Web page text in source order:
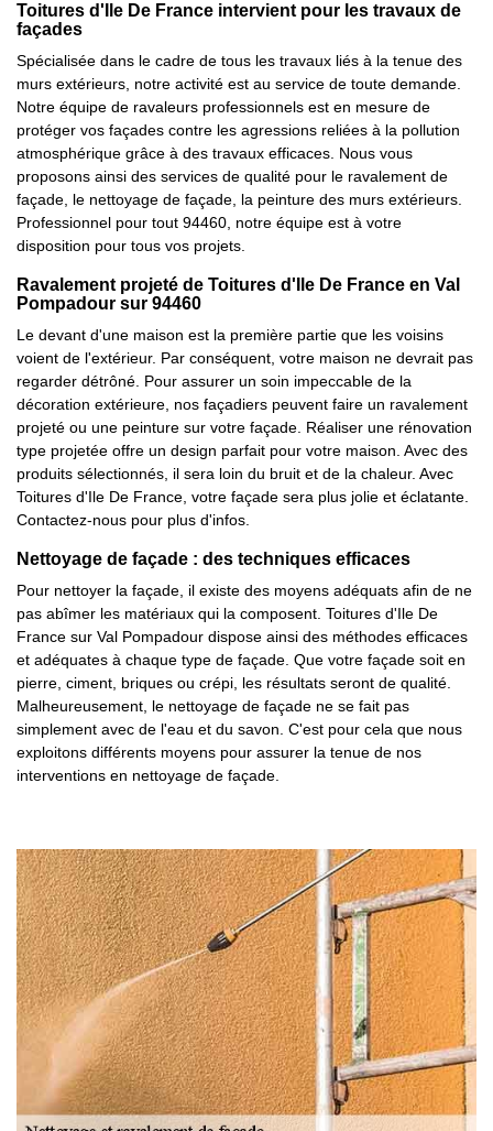
Toitures d'Ile De France intervient pour les travaux de
façades
Spécialisée dans le cadre de tous les travaux liés à la tenue des
murs extérieurs, notre activité est au service de toute demande.
Notre équipe de ravaleurs professionnels est en mesure de
protéger vos façades contre les agressions reliées à la pollution
atmosphérique grâce à des travaux efficaces. Nous vous
proposons ainsi des services de qualité pour le ravalement de
façade, le nettoyage de façade, la peinture des murs extérieurs.
Professionnel pour tout 94460, notre équipe est à votre
disposition pour tous vos projets.
Ravalement projeté de Toitures d'Ile De France en Val
Pompadour sur 94460
Le devant d'une maison est la première partie que les voisins
voient de l'extérieur. Par conséquent, votre maison ne devrait pas
regarder détrôné. Pour assurer un soin impeccable de la
décoration extérieure, nos façadiers peuvent faire un ravalement
projeté ou une peinture sur votre façade. Réaliser une rénovation
type projetée offre un design parfait pour votre maison. Avec des
produits sélectionnés, il sera loin du bruit et de la chaleur. Avec
Toitures d'Ile De France, votre façade sera plus jolie et éclatante.
Contactez-nous pour plus d'infos.
Nettoyage de façade : des techniques efficaces
Pour nettoyer la façade, il existe des moyens adéquats afin de ne
pas abîmer les matériaux qui la composent. Toitures d'Ile De
France sur Val Pompadour dispose ainsi des méthodes efficaces
et adéquates à chaque type de façade. Que votre façade soit en
pierre, ciment, briques ou crépi, les résultats seront de qualité.
Malheureusement, le nettoyage de façade ne se fait pas
simplement avec de l'eau et du savon. C'est pour cela que nous
exploitons différents moyens pour assurer la tenue de nos
interventions en nettoyage de façade.